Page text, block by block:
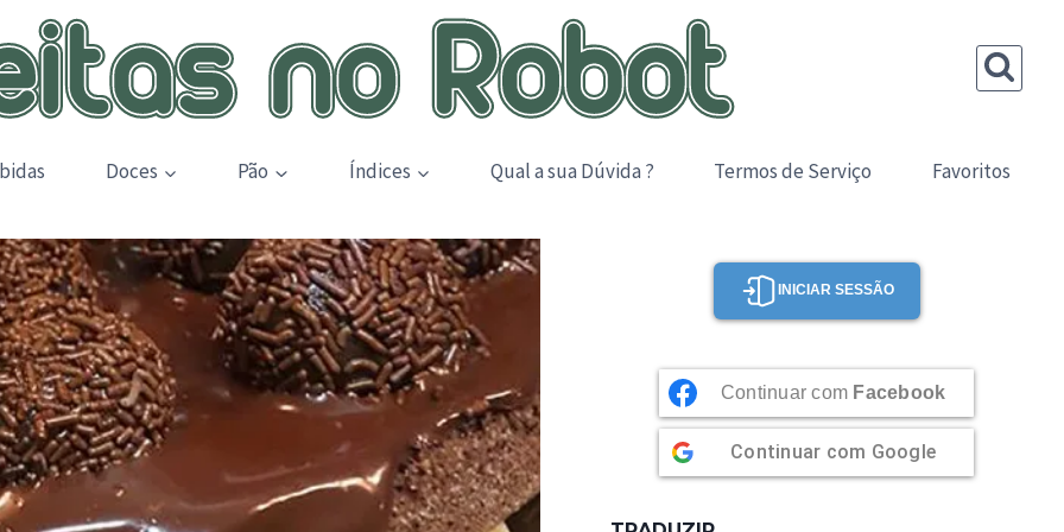
Doces Pão Índices Qual a sua Dúvida ? Termos de Serviço Favoritos
INICIAR SESSÃO
Continuar com Facebook
Continuar com Google